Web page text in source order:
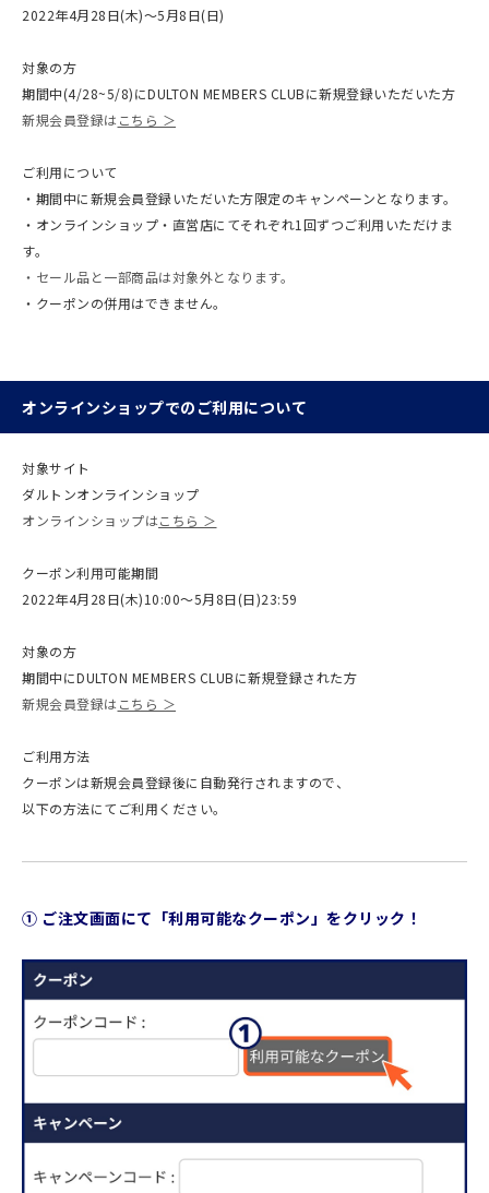
2022年4月28日(木)〜5月8日(日)
対象の方
期間中(4/28~5/8)にDULTON MEMBERS CLUBに新規登録いただいた方
新規会員登録は こちら ＞
ご利用について
・期間中に新規会員登録いただいた方限定のキャンペーンとなります。
・オンラインショップ・直営店にてそれぞれ1回ずつご利用いただけま
す。
・セール品と一部商品は対象外となります。
・クーポンの併用はできません。
オンラインショップでのご利用について
対象サイト
ダルトンオンラインショップ
オンラインショップはこちら ＞
クーポン利用可能期間
2022年4月28日(木)10:00〜5月8日(日)23:59
対象の方
期間中にDULTON MEMBERS CLUBに新規登録された方
新規会員登録は こちら ＞
ご利用方法
クーポンは新規会員登録後に自動発行されますので、
以下の方法にてご利用ください。
① ご注文画面にて「利用可能なクーポン」をクリック！